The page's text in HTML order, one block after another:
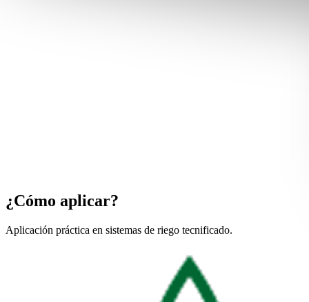
¿Cómo aplicar?
Aplicación práctica en sistemas de riego tecnificado.